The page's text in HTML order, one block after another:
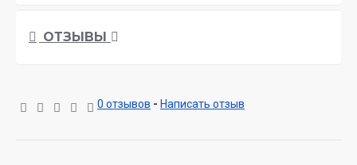
ОТЗЫВЫ
0 отзывов - Написать отзыв